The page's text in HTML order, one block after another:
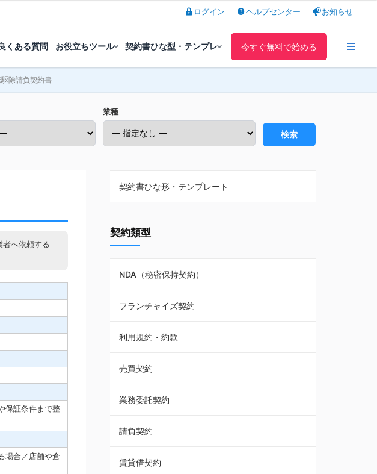
ログイン ヘルプセンター お知らせ
くある質問 お役立ちツール 契約書ひな型・テンプレ 今すぐ無料で始める
除請負契約書
業種
検索
者へ依頼する
保証条件まで整
場合／店舗や倉
契約書ひな形・テンプレート
NDA（秘密保持契約）
業務委託契約
利用規約・約款
覚書・合意書・同意書
承諾書
雇用契約
その他契約・書面
売買契約
契約類型
NDA（秘密保持契約）
フランチャイズ契約
利用規約・約款
売買契約
業務委託契約
請負契約
賃貸借契約